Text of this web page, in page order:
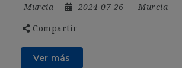
Murcia 2024-07-26 Murcia
Compartir
Ver más